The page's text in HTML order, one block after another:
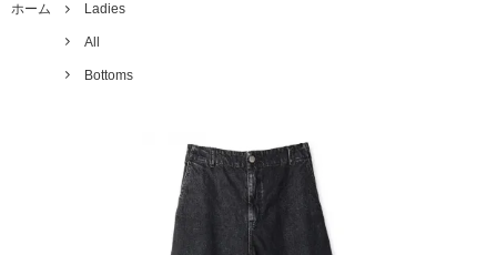
ホーム Ladies
All
Bottoms